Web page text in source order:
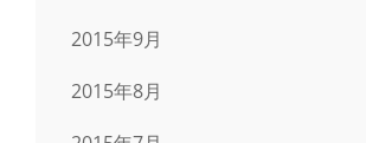
2015年9月
2015年8月